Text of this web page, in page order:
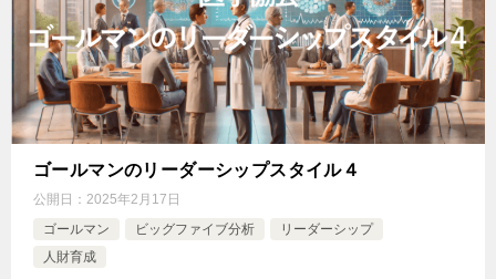
ゴールマンのリーダーシップスタイル４
公開日： 2025年2月17日
ゴールマン
ビッグファイブ分析
リーダーシップ
人財育成